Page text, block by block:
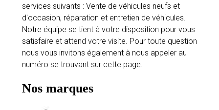
services suivants : Vente de véhicules neufs et
d'occasion, réparation et entretien de véhicules.
Notre équipe se tient à votre disposition pour vous
satisfaire et attend votre visite. Pour toute question
nous vous invitons également à nous appeler au
numéro se trouvant sur cette page.
Nos marques